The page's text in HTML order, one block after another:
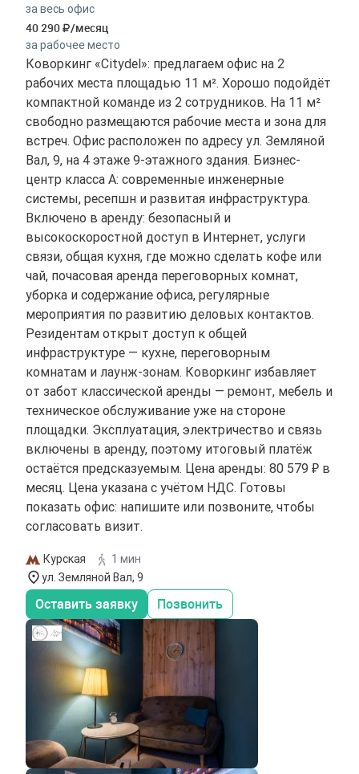
за весь офис
40 290 /месяц
за рабочее место
Коворкинг «Citydel»: предлагаем офис на 2
рабочих места площадью 11 м². Хорошо подойдёт
компактной команде из 2 сотрудников. На 11 м²
свободно размещаются рабочие места и зона для
встреч. Офис расположен по адресу ул. Земляной
Вал, 9, на 4 этаже 9-этажного здания. Бизнес-
центр класса A: современные инженерные
системы, ресепшн и развитая инфраструктура.
Включено в аренду: безопасный и
высокоскоростной доступ в Интернет, услуги
связи, общая кухня, где можно сделать кофе или
чай, почасовая аренда переговорных комнат,
уборка и содержание офиса, регулярные
мероприятия по развитию деловых контактов.
Резидентам открыт доступ к общей
инфраструктуре — кухне, переговорным
комнатам и лаунж-зонам. Коворкинг избавляет
от забот классической аренды — ремонт, мебель и
техническое обслуживание уже на стороне
площадки. Эксплуатация, электричество и связь
включены в аренду, поэтому итоговый платёж
остаётся предсказуемым. Цена аренды: 80 579 ₽ в
месяц. Цена указана с учётом НДС. Готовы
показать офис: напишите или позвоните, чтобы
согласовать визит.
Курская
1 мин
ул. Земляной Вал, 9
Оставить заявку Позвонить